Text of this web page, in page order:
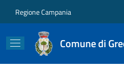
Regione Campania
Comune di